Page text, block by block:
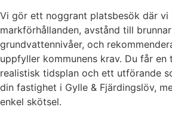
Vi gör ett noggrant platsbesök där vi
markförhållanden, avstånd till
grundvattennivåer, och
uppfyller kommunens krav. Du får
realistisk tidsplan och ett utförande
din fastighet i Gylle & Fjärdingslöv,
enkel skötsel.